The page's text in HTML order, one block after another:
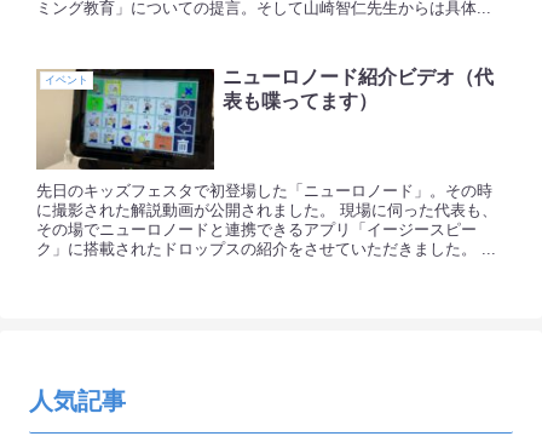
ミング教育」についての提言。そして山崎智仁先生からは具体...
イベント
ニューロノード紹介ビデオ（代
表も喋ってます）
先日のキッズフェスタで初登場した「ニューロノード」。その時
に撮影された解説動画が公開されました。 現場に伺った代表も、
その場でニューロノードと連携できるアプリ「イージースピー
ク」に搭載されたドロップスの紹介をさせていただきました。 ...
人気記事